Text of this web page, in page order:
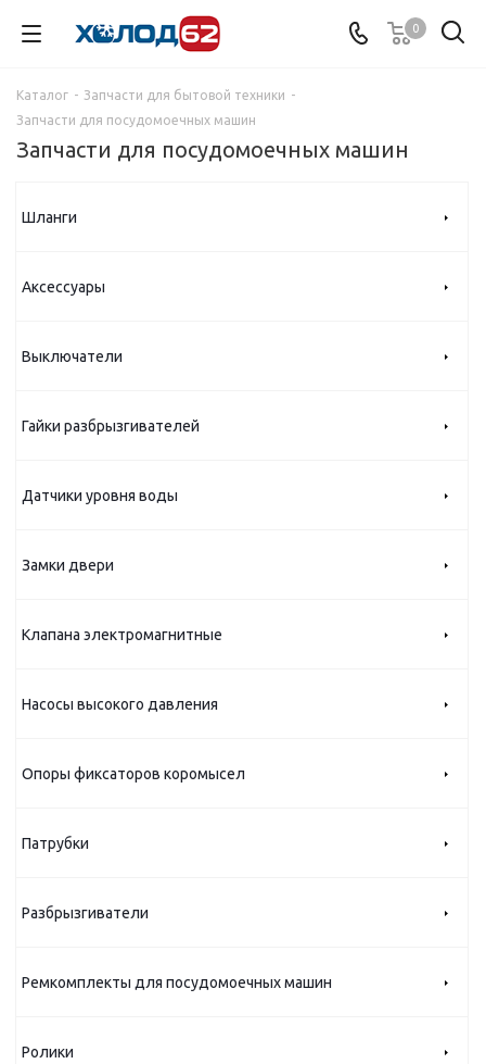
0
Каталог - Запчасти для бытовой техники -
Запчасти для посудомоечных машин
Запчасти для посудомоечных машин
Шланги
Аксессуары
Выключатели
Гайки разбрызгивателей
Датчики уровня воды
Замки двери
Клапана электромагнитные
Насосы высокого давления
Опоры фиксаторов коромысел
Патрубки
Разбрызгиватели
Ремкомплекты для посудомоечных машин
Ролики